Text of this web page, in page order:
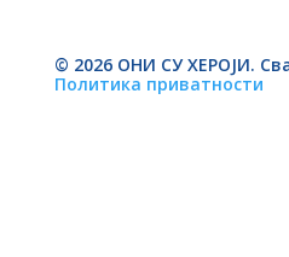
© 2026 ОНИ СУ ХЕРОЈИ.
Политика приватности